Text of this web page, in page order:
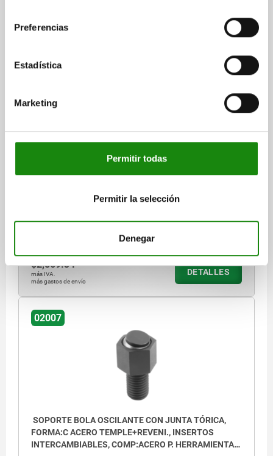
Preferencias
Estadística
Marketing
Permitir todas
Permitir la selección
Denegar
02007
Ø DE BOLA=20
02007-116X025
$2,569.34
más IVA.
más gastos de envío
DETALLES
02007
SOPORTE BOLA OSCILANTE CON JUNTA TÓRICA,
FORMA:C ACERO TEMPLE+REVENI., INSERTOS
INTERCAMBIABLES, COMP:ACERO P. HERRAMIENTAS,